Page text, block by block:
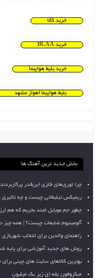
خرید کالا
خرید BCAA
خرید بلیط هواپیما
بلیط هواپیما اهواز مشهد
بخش جدید ترین آهنگ ها
چرا توری‌های فلزی این‌قدر
ریمیکس تبلیغاتی چیست و چه تاثیری
چطور جم موبایل لجند بخریم که هم
آلومینیوم ضایعات چیست؟ | همه چیز
راهنمای والدین برای انتخاب
روش های جدید آموزشی برای پایه
بهترین کالاهای سایت های چینی برای
میکروفون یقه ای زیر یک میلیون